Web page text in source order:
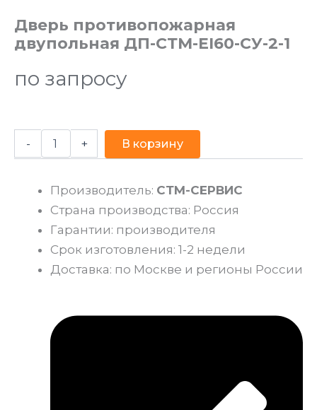
Дверь противопожарная
двупольная ДП-СТМ-EI60-СУ-2-1
по запросу
- + В корзину
Производитель: СТМ-СЕРВИС
Страна производства: Россия
Гарантии: производителя
Срок изготовления: 1-2 недели
Доставка: по Москве и регионы России